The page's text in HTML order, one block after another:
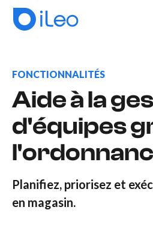
FONCTIONNALITÉS
Aide à la
d'équipes
Planifiez, priorisez et
en magasin.